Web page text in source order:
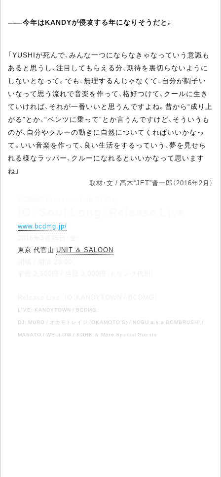
――今年はKANDYが侵攻する年になりそうだと。
「YUSHIが死んで、みんな一つにならなきゃなっていう意識も
あると思うし、注目してもらえる分、期待を裏切らないように
しないとなって。でも、無理するんじゃなくて、自分が調子い
いなって思う流れで音楽を作って、格好つけて、クールに生き
ていければ、それが一番いいと思うんですよね。昔から“成り上
がる”とか、“ベンツに乗って”とか言うんですけど、そういうも
のが、自分やクルーの動きに自然についてくればいいかなっ
て。いい音楽を作って、良い生活をするっていう、夢を見せら
れる様なラッパー、クルーになれるといいかなって思います
ね」
取材・文 / 高木“JET”晋一郎（2016年2月）
www.bcdmg.jp/
東京 代官山 UNIT ＆ SALOON
LIVE: KANDYTOWN / BCDMG
DJ: MURO / オカモトレイジ (OKAMOTO'S) / NOBU a.k.a BOMBRUSH! /
MASATO / WELLOW / KORK ＆ More Special Guests